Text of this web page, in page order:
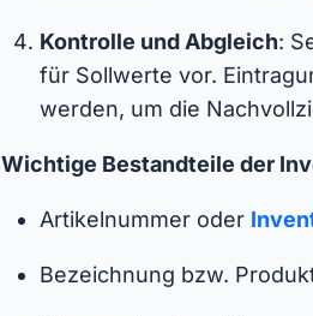
Kontrolle und Abgleich:
für Sollwerte vor.
werden, um die
Wichtige Bestandteile der
Artikelnummer oder
Bezeichnung bzw.